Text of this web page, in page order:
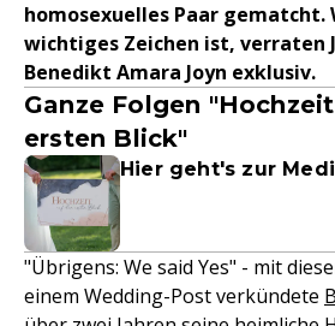
homosexuelles Paar gematcht.
wichtiges Zeichen ist, verraten
Benedikt Amara Joyn exklusiv.
Ganze Folgen
ersten Blick"
Hier geht's zur
"Übrigens: We said Yes" - mit
einem Wedding-Post verkündete